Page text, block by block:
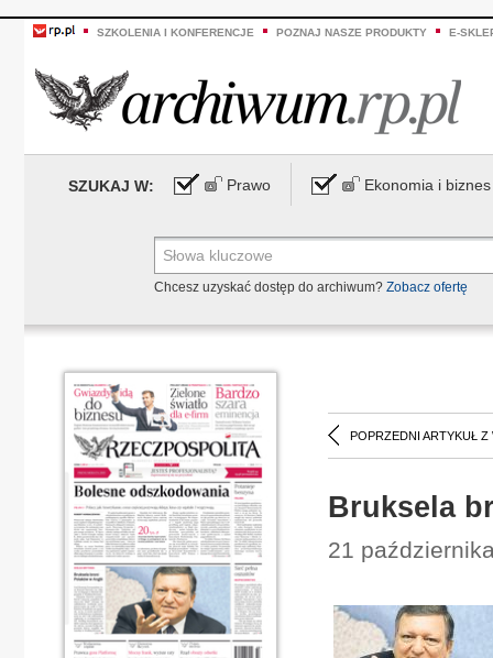
SZKOLENIA I KONFERENCJE POZNAJ NASZE PRODUKTY E-
SZUKAJ W: Prawo Ekonomia i biznes
Chcesz uzyskać dostęp do archiwum? Zobacz ofertę
POPRZEDNI ARTYKUŁ Z
Bruksela
21